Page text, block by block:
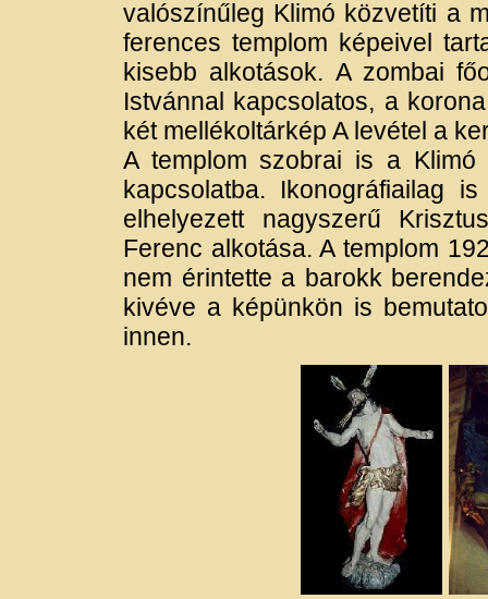
valószínűleg Klimó közvetíti a
ferences templom képeivel
kisebb alkotások. A zombai
Istvánnal kapcsolatos, a
két mellékoltárkép A levétel a
A templom szobrai is a Klimó
kapcsolatba. Ikonográfiailag
elhelyezett nagyszerű
Ferenc alkotása. A templom
nem érintette a barokk
kivéve a képünkön is
innen.